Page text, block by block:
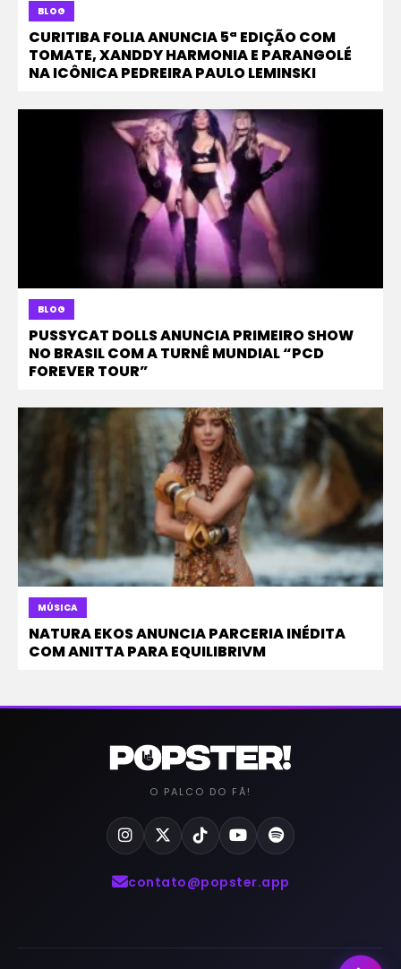
BLOG
CURITIBA FOLIA ANUNCIA 5ª EDIÇÃO COM
TOMATE, XANDDY HARMONIA E PARANGOLÉ
NA ICÔNICA PEDREIRA PAULO LEMINSKI
BLOG
PUSSYCAT DOLLS ANUNCIA PRIMEIRO SHOW
NO BRASIL COM A TURNÊ MUNDIAL “PCD
FOREVER TOUR”
MÚSICA
NATURA EKOS ANUNCIA PARCERIA INÉDITA
COM ANITTA PARA EQUILIBRIVM
O PALCO DO FÃ!
contato@popster.app